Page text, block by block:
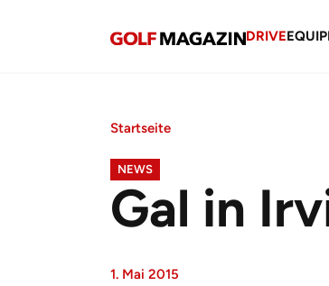
DRIVE
Startseite
NEWS
Gal in
1. Mai 2015